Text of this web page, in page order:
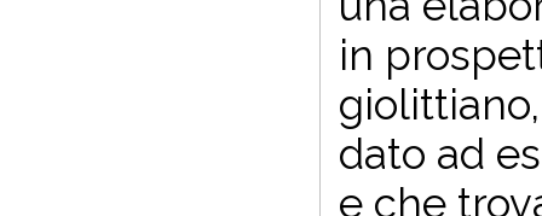
in
dato ad
e che